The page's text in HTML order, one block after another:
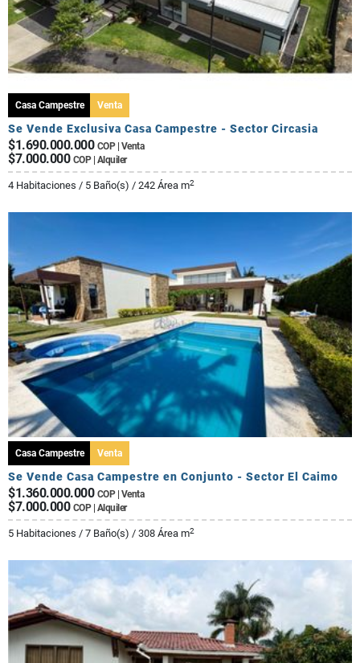
Casa Campestre Venta
Se Vende Exclusiva Casa Campestre - Sector Circasia
$1.690.000.000 COP | Venta
$7.000.000 COP | Alquiler
4 Habitaciones / 5 Baño(s) / 242 Área m2
Casa Campestre Venta
Se Vende Casa Campestre en Conjunto - Sector El Caimo
$1.360.000.000 COP | Venta
$7.000.000 COP | Alquiler
5 Habitaciones / 7 Baño(s) / 308 Área m2